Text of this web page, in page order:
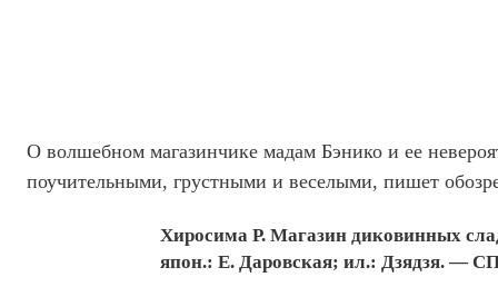
О волшебном магазинчике мадам Бэнико и ее
поучительными, грустными и веселыми, пишет
Хиросима Р. Магазин диковинных
япон.: Е. Даровская; ил.: Дзядзя. —